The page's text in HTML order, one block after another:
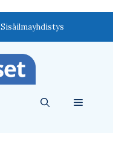
Sisäilmayhdistys
Valikko